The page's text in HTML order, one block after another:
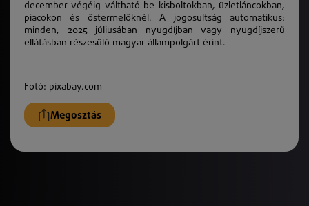
december végéig váltható be kisboltokban, üzletláncokban,
piacokon és őstermelőknél. A jogosultság automatikus:
minden, 2025 júliusában nyugdíjban vagy nyugdíjszerű
ellátásban részesülő magyar állampolgárt érint.
Fotó: pixabay.com
Megosztás